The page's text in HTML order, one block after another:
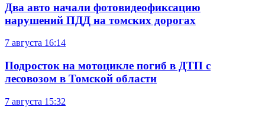
Два авто начали фотовидеофиксацию
нарушений ПДД на томских дорогах
7 августа 16:14
Подросток на мотоцикле погиб в ДТП с
лесовозом в Томской области
7 августа 15:32